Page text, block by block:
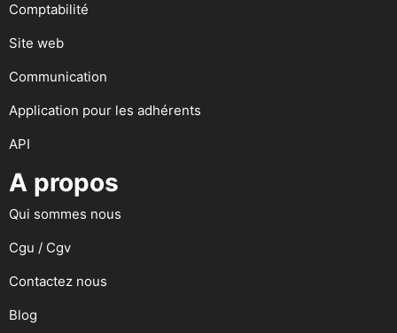
Comptabilité
Site web
Communication
Application pour les adhérents
API
A propos
Qui sommes nous
Cgu / Cgv
Contactez nous
Blog